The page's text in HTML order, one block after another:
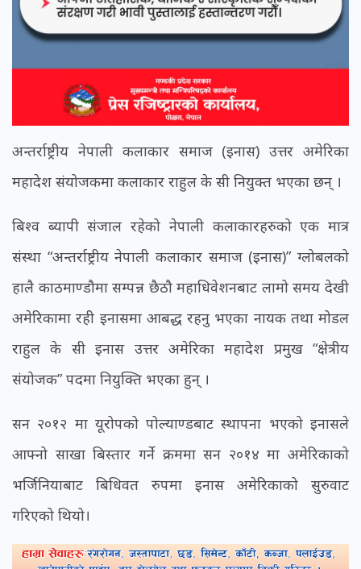
अन्तर्राष्ट्रीय नेपाली कलाकार समाज (इनास) उत्तर अमेरिका
महादेश संयोजकमा कलाकार राहुल के सी नियुक्त भएका छन् ।
बिश्व ब्यापी संजाल रहेको नेपाली कलाकारहरुको एक मात्र
संस्था “अन्तर्राष्ट्रीय नेपाली कलाकार समाज (इनास)” ग्लोबलको
हालै काठमाण्डौमा सम्पन्न छैठौ महाधिवेशनबाट लामो समय देखी
अमेरिकामा रही इनासमा आबद्ध रहनु भएका नायक तथा मोडल
राहुल के सी इनास उत्तर अमेरिका महादेश प्रमुख “क्षेत्रीय
संयोजक” पदमा नियुक्ति भएका हुन् ।
सन २०१२ मा यूरोपको पोल्याण्डबाट स्थापना भएको इनासले
आफ्नो साखा बिस्तार गर्ने क्रममा सन २०१४ मा अमेरिकाको
भर्जिनियाबाट बिधिवत रुपमा इनास अमेरिकाको सुरुवाट
गरिएको थियो।